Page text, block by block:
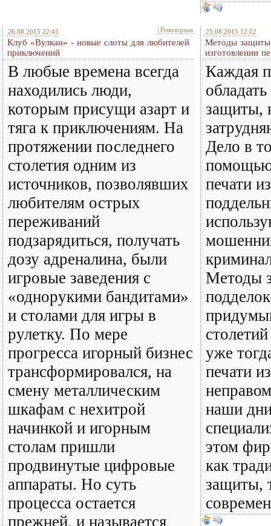
26.08.2015 22:43 Ревизорная
Клуб «Вулкан» - новые слоты для любителей
приключений
В любые времена всегда
находились люди,
которым присущи азарт и
тяга к приключениям. На
протяжении последнего
столетия одним из
источников, позволявших
любителям острых
переживаний
подзарядиться, получать
дозу адреналина, были
игровые заведения с
«однорукими бандитами»
и столами для игры в
рулетку. По мере
прогресса игорный бизнес
трансформировался, на
смену металлическим
шкафам с нехитрой
начинкой и игорным
столам пришли
продвинутые цифровые
аппараты. Но суть
процесса остается
прежней, и называется
25.08.2015 12:12
Методы
изготовлении
Каждая
защиты,
Дело в
печати
Методы
уже
печати
наши
этом
как
защиты,